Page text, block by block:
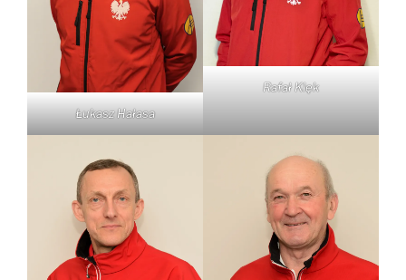
Łukasz Hałasa
Rafał Klęk